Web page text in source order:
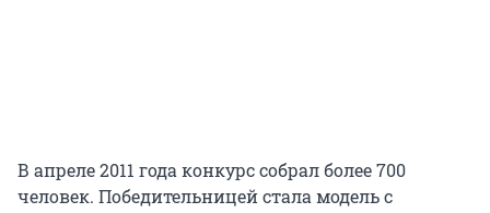
В апреле 2011 года конкурс собрал более 700
человек. Победительницей стала модель с